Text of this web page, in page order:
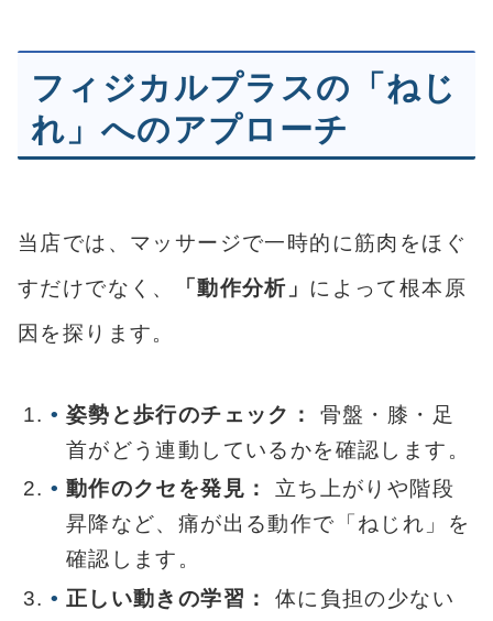
フィジカルプラスの「ねじ
れ」へのアプローチ
当店では、マッサージで一時的に筋肉をほぐ
すだけでなく、
「動作分析」 によって根本原
因を探ります。
姿勢と歩行のチェック：
骨盤・膝・足
首がどう連動しているかを確認します。
動作のクセを発見：
立ち上がりや階段
昇降など、痛が出る動作で「ねじれ」を
確認します。
正しい動きの学習：
体に負担の少ない